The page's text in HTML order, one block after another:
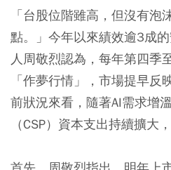
「台股位階雖高，但沒有泡
點。」今年以來績效逾3成
人周敬烈認為，每年第四季
「作夢行情」，市場提早反
前狀況來看，隨著AI需求增
（CSP）資本支出持續擴大